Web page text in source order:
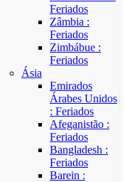
Feriados
Zâmbia :
Feriados
Zimbábue :
Feriados
Ásia
Emirados
Árabes Unidos
: Feriados
Afeganistão :
Feriados
Bangladesh :
Feriados
Barein :